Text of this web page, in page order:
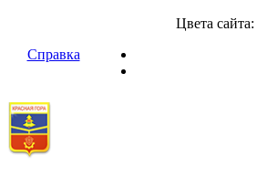
Справка
Цвета сайта: